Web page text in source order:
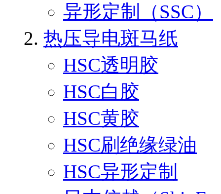
异形定制（SSC）
热压导电斑马纸
HSC透明胶
HSC白胶
HSC黄胶
HSC刷绝缘绿油
HSC异形定制